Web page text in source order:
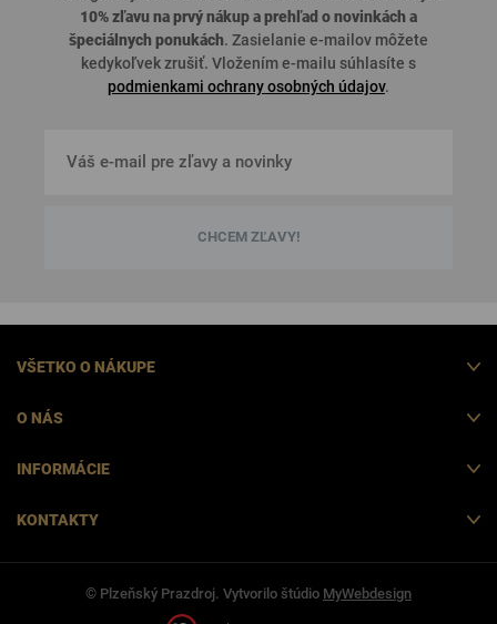
10% zľavu na prvý nákup a prehľad onovinkách a
špeciálnych ponukách. Zasielanie e-mailov môžete
kedykoľvek zrušiť. Vložením e-mailu súhlasíte s
podmienkami ochrany osobných údajov.
CHCEM ZĽAVY!
VŠETKO O NÁKUPE
O NÁS
INFORMÁCIE
KONTAKTY
© Plzeňský Prazdroj. Vytvorilo štúdio MyWebdesign